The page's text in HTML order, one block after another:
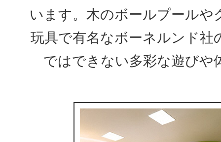
います。木のボールプールや
玩具で有名なボーネルンド社
ではできない多彩な遊びや